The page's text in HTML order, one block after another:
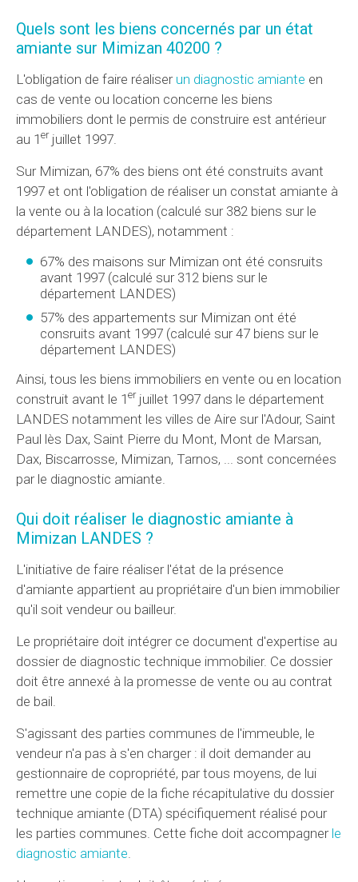
Quels sont les biens concernés par un état
amiante sur Mimizan 40200 ?
L'obligation de faire réaliser un diagnostic amiante en
cas de vente ou location concerne les biens
immobiliers dont le permis de construire est antérieur
au 1 erjuillet 1997.
Sur Mimizan, 67% des biens ont été construits avant
1997 et ont l'obligation de réaliser un constat amiante à
la vente ou à la location (calculé sur 382 biens sur le
département LANDES), notamment :
67% des maisons sur Mimizan ont été consruits
avant 1997 (calculé sur 312 biens sur le
département LANDES)
57% des appartements sur Mimizan ont été
consruits avant 1997 (calculé sur 47 biens sur le
département LANDES)
Ainsi, tous les biens immobiliers en vente ou en location
construit avant le 1 erjuillet 1997 dans le département
LANDES notamment les villes de Aire sur l'Adour, Saint
Paul lès Dax, Saint Pierre du Mont, Mont de Marsan,
Dax, Biscarrosse, Mimizan, Tarnos, ... sont concernées
par le diagnostic amiante.
Qui doit réaliser le diagnostic amiante à
Mimizan LANDES ?
L'initiative de faire réaliser l'état de la présence
d'amiante appartient au propriétaire d'un bien immobilier
qu'il soit vendeur ou bailleur.
Le propriétaire doit intégrer ce document d'expertise au
dossier de diagnostic technique immobilier. Ce dossier
doit être annexé à la promesse de vente ou au contrat
de bail.
S'agissant des parties communes de l'immeuble, le
vendeur n'a pas à s'en charger : il doit demander au
gestionnaire de copropriété, par tous moyens, de lui
remettre une copie de la fiche récapitulative du dossier
technique amiante (DTA) spécifiquement réalisé pour
les parties communes. Cette fiche doit accompagner le
diagnostic amiante